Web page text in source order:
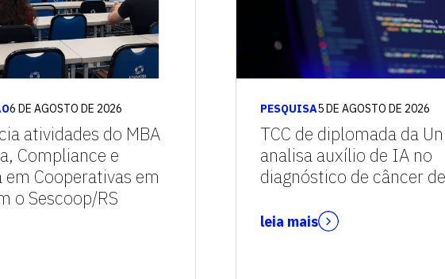
6 DE AGOSTO DE 2026
atividades do MBA
Compliance e
em Cooperativas em
o Sescoop/RS
PESQUISA5 DE AGOSTO DE 2026
TCC de diplomada da
analisa auxílio de IA no
diagnóstico de câncer
leia mais